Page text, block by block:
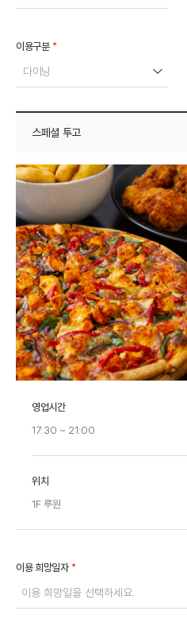
이용구분 *
다이닝
스페셜 투고
영업시간
17:30 ~ 21:00
위치
1F 루원
이용 희망일자 *